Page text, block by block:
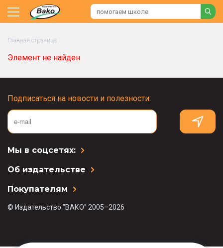
Главная страница
Элемент не найден
Подписаться на новости и полезности:
Мы в соцсетях:
Об издательстве
Покупателям
© Издательство "ВАКО" 2005–2026